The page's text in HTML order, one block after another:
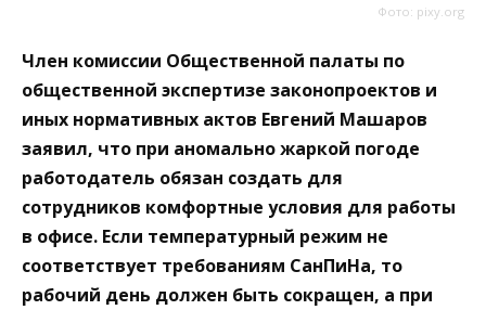
Фото: pixy.org
Член комиссии Общественной палаты по
общественной экспертизе законопроектов и
иных нормативных актов Евгений Машаров
заявил, что при аномально жаркой погоде
работодатель обязан создать для
сотрудников комфортные условия для работы
в офисе. Если температурный режим не
соответствует требованиям СанПиНа, то
рабочий день должен быть сокращен, а при